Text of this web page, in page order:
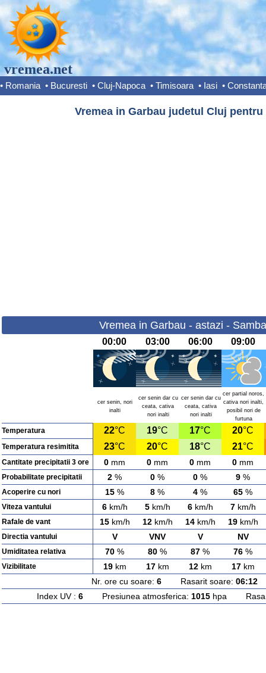
vremea.net
• Romania • Bucuresti • Cluj-Napoca • Timisoara • Iasi •
Vremea in Garbau judetul Cluj
Vremea in Garbau - astazi -
00:00 03:00 06:00 09:00
cer senin, nori
inalti
cer senin dar cu
ceata, cativa
nori inalti
cer senin dar cu
ceata, cativa
nori inalti
cer partial noros,
cativa nori inalti,
posibil nori de
furtuna
Temperatura 22°C 19°C 17°C 20°C
Temperatura resimitita 23°C 20°C 18°C 21°C
Cantitate precipitatii 3 ore 0 mm 0 mm 0 mm 0 mm
Probabilitate precipitatii 2 % 0 % 0 % 9 %
Acoperire cu nori 15 % 8 % 4 % 65 %
Viteza vantului 6km/h 5km/h 6km/h 7km/h
Rafale de vant 15km/h 12km/h 14km/h 19km/h
Directia vantului V VNV V NV
Umiditatea relativa 70 % 80 % 87 % 76 %
Vizibilitate 19km 17km 12km 17km
Nr. ore cu soare: 6Rasarit soare: 06:12
Index UV : 6Presiunea atmosferica: 1015hpa